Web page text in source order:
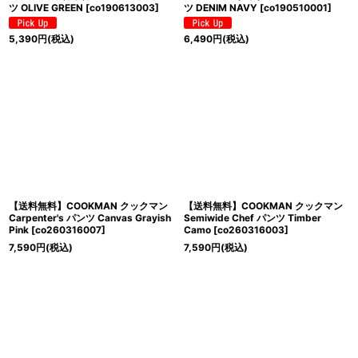
ツ OLIVE GREEN [co190613003]
5,390円(税込)
ツ DENIM NAVY [co190510001]
6,490円(税込)
【送料無料】COOKMAN クックマン
Carpenter's パンツ Canvas Grayish
Pink [co260316007]
7,590円(税込)
【送料無料】COOKMAN クックマン
Semiwide Chef パンツ Timber
Camo [co260316003]
7,590円(税込)